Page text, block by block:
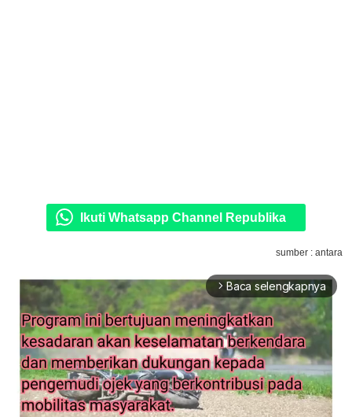
Ikuti Whatsapp Channel Republika
sumber : antara
arrow_forward_ios Baca selengkapnya